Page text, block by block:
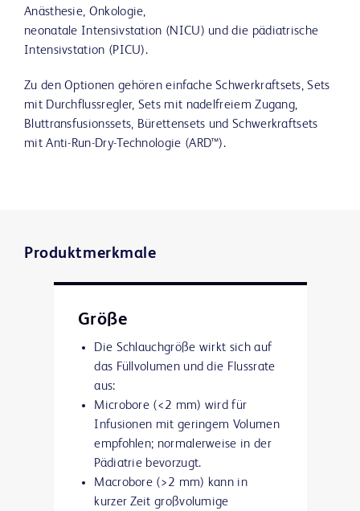
Anästhesie, Onkologie,
neonatale Intensivstation (NICU) und die pädiatrische
Intensivstation (PICU).
Zu den Optionen gehören einfache Schwerkraftsets, Sets
mit Durchflussregler, Sets mit nadelfreiem Zugang,
Bluttransfusionssets, Bürettensets und Schwerkraftsets
mit Anti-Run-Dry-Technologie (ARD™).
Produktmerkmale
Größe
Die Schlauchgröße wirkt sich auf
das Füllvolumen und die Flussrate
aus:
Microbore (<2 mm) wird für
Infusionen mit geringem Volumen
empfohlen; normalerweise in der
Pädiatrie bevorzugt.
Macrobore (>2 mm) kann in
kurzer Zeit großvolumige